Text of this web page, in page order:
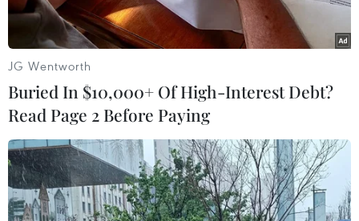
sẽ thực hiện chuỗi phóng sự gặp gỡ, kết nối với
các nhà làm phim, diễn viên… để cùng chia sẻ
JG Wentworth
Buried In $10,000+ Of High-Interest Debt?
Read Page 2 Before Paying